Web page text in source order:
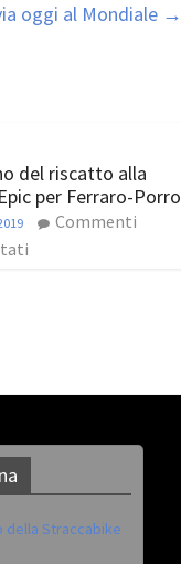
oggi al Mondiale →
del riscatto alla
per Ferraro-Porro
Commenti
della Straccabike